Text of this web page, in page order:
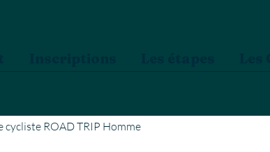
cycliste ROAD TRIP Homme